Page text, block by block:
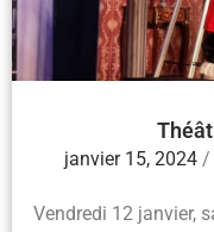
janvier 15, 2024 /
Vendredi 12 janvier,